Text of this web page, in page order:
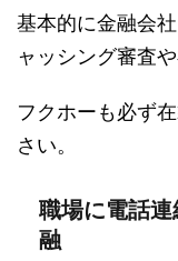
基本的に金融会
ャッシング審査
フクホーも必ず
さい。
職場に電話
融